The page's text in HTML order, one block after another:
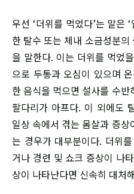
우선 ‘더위를 먹었다’는 말은
한 탈수 또는 체내 소금성분
을 말한다. 이는 더위를 먹었
으로 두통과 오심이 있으며
한 음식을 먹으면 설사를 수
팔다리가 아프다. 이 외에도
일상 속에서 겪는 몸살과 증
는 경우가 대부분이다. 더위
거나 경련 및 쇼크 증상이 나
상이 나타난다면 신속히 대처